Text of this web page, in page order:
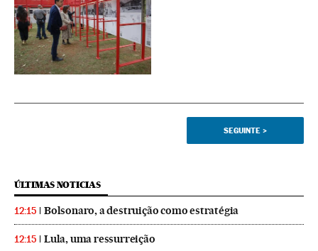
SEGUINTE >
ÚLTIMAS NOTICIAS
12:15 Bolsonaro, a destruição como estratégia
12:15 Lula, uma ressurreição